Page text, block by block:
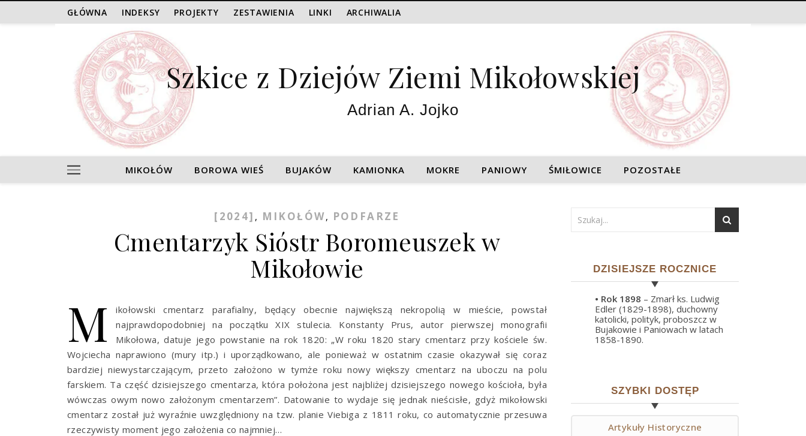
GŁÓWNA INDEKSY PROJEKTY ZESTAWIENIA LINKI ARCHIWALIA
Szkice z Dziejów Ziemi Mikołowskiej
Adrian A. Jojko
MIKOŁÓW BOROWA WIEŚ BUJAKÓW KAMIONKA MOKRE PANIOWY ŚMIŁOWICE POZOSTAŁE
[2024] , MIKOŁÓW, PODFARZE
Cmentarzyk Sióstr Boromeuszek w
Mikołowie
M
ikołowski cmentarz parafialny, będący obecnie największą nekropolią w mieście, powstał
najprawdopodobniej na początku XIX stulecia. Konstanty Prus, autor pierwszej monografii
Mikołowa, datuje jego powstanie na rok 1820: „W roku 1820 stary cmentarz przy kościele św.
Wojciecha naprawiono (mury itp.) i uporządkowano, ale ponieważ w ostatnim czasie okazywał się coraz
bardziej niewystarczającym, przeto założono w tymże roku nowy większy cmentarz na uboczu na polu
farskiem. Ta część dzisiejszego cmentarza, która położona jest najbliżej dzisiejszego nowego kościoła, była
wówczas owym nowo założonym cmentarzem”. Datowanie to wydaje się jednak nieścisłe, gdyż mikołowski
cmentarz został już wyraźnie uwzględniony na tzw. planie Viebiga z 1811 roku, co automatycznie przesuwa
rzeczywisty moment jego założenia co najmniej…
DZISIEJSZE ROCZNICE
• Rok 1898 – Zmarł ks. Ludwig
Edler (1829-1898), duchowny
katolicki, polityk, proboszcz w
Bujakowie i Paniowach w latach
1858-1890.
SZYBKI DOSTĘP
Artykuły Historyczne